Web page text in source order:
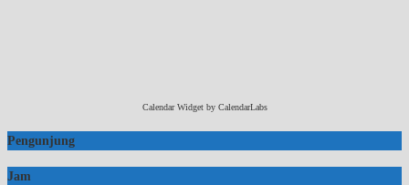
Calendar Widget by CalendarLabs
Pengunjung
Jam